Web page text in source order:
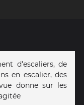
d'escaliers, de
en escalier, des
donne sur les